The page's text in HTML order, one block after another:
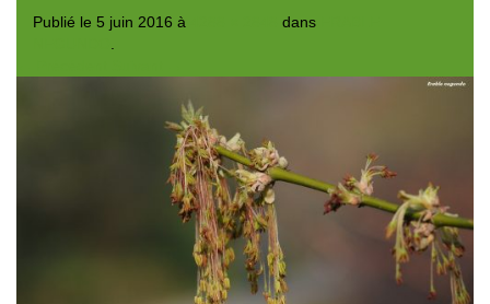
Publié le 5 juin 2016 à dans